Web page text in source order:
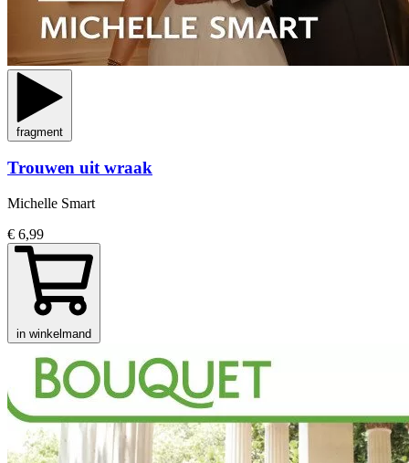
fragment
Trouwen uit wraak
Michelle Smart
€ 6,99
in winkelmand